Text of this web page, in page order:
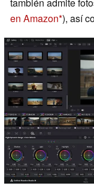
en Amazon ), así